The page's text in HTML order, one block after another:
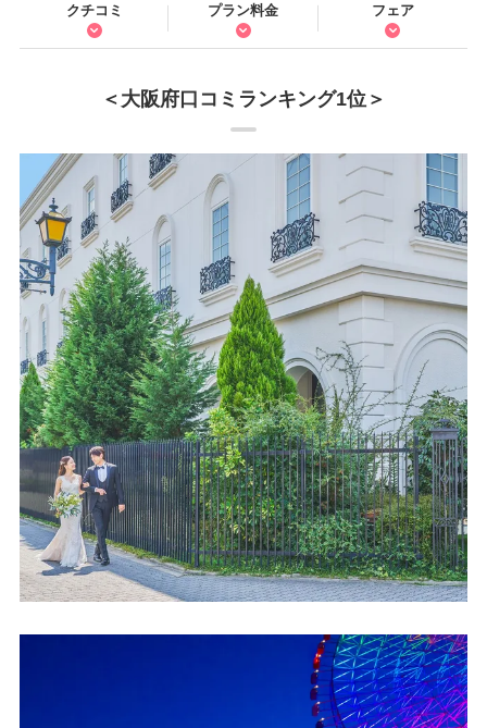
クチコミ プラン料金 フェア
＜大阪府口コミランキング1位＞